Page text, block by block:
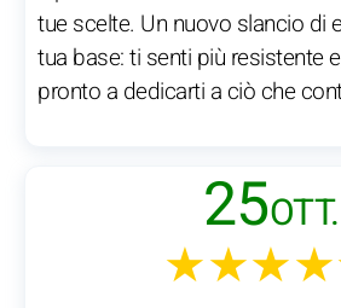
tue scelte. Un nuovo slancio di
tua base: ti senti più resistente
pronto a dedicarti a ciò che
25OTT.